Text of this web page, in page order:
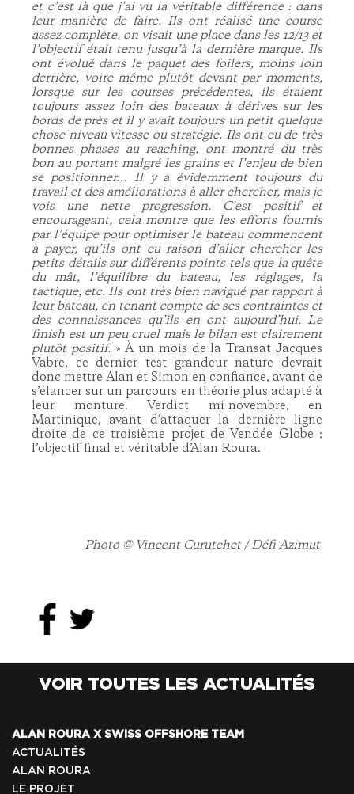
et c’est là que j’ai vu la véritable différence : dans
leur manière de faire. Ils ont réalisé une course
assez complète, on visait une place dans les 12/13 et
l’objectif était tenu jusqu’à la dernière marque. Ils
ont évolué dans le paquet des foilers, moins loin
derrière, voire même plutôt devant par moments,
lorsque sur les courses précédentes, ils étaient
toujours assez loin des bateaux à dérives sur les
bords de près et il y avait toujours un petit quelque
chose niveau vitesse ou stratégie. Ils ont eu de très
bonnes phases au reaching, ont montré du très
bon au portant malgré les grains et l’enjeu de bien
se positionner… Il y a évidemment toujours du
travail et des améliorations à aller chercher, mais je
vois une nette progression. C’est positif et
encourageant, cela montre que les efforts fournis
par l’équipe pour optimiser le bateau commencent
à payer, qu’ils ont eu raison d’aller chercher les
petits détails sur différents points tels que la quête
du mât, l’équilibre du bateau, les réglages, la
tactique, etc. Ils ont très bien navigué par rapport à
leur bateau, en tenant compte de ses contraintes et
des connaissances qu’ils en ont aujourd’hui. Le
finish est un peu cruel mais le bilan est clairement
plutôt positif. » À un mois de la Transat Jacques
Vabre, ce dernier test grandeur nature devrait
donc mettre Alan et Simon en confiance, avant de
s’élancer sur un parcours en théorie plus adapté à
leur monture. Verdict mi-novembre, en
Martinique, avant d’attaquer la dernière ligne
droite de ce troisième projet de Vendée Globe :
l’objectif final et véritable d’Alan Roura.
Photo © Vincent Curutchet / Défi Azimut
VOIR TOUTES LES ACTUALITÉS
ALAN ROURA X SWISS OFFSHORE TEAM
ACTUALITÉS
ALAN ROURA
LE PROJET